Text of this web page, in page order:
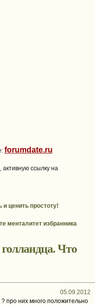
forumdate.ru
активную ссылку на
ценить простоту!
менталитет избранника
Что
05.09.2012
про них много положительно